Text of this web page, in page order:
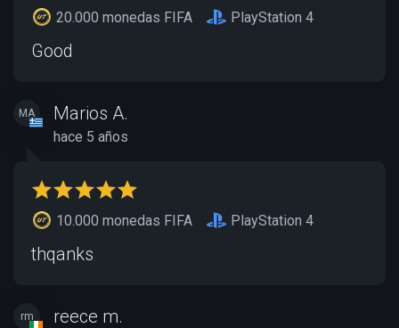
20.000 monedas FIFA PlayStation 4
Good
MA Marios A.
hace 5 años
10.000 monedas FIFA PlayStation 4
thqanks
rm reece m.